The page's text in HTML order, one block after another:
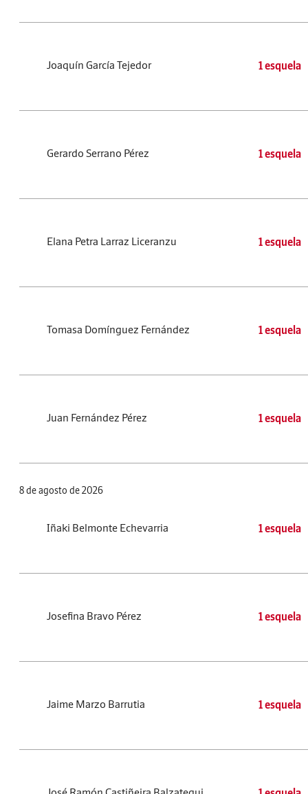
Joaquín García Tejedor 1 esquela
Gerardo Serrano Pérez 1 esquela
Elana Petra Larraz Liceranzu 1 esquela
Tomasa Domínguez Fernández 1 esquela
Juan Fernández Pérez 1 esquela
8 de agosto de 2026
Iñaki Belmonte Echevarria 1 esquela
Josefina Bravo Pérez 1 esquela
Jaime Marzo Barrutia 1 esquela